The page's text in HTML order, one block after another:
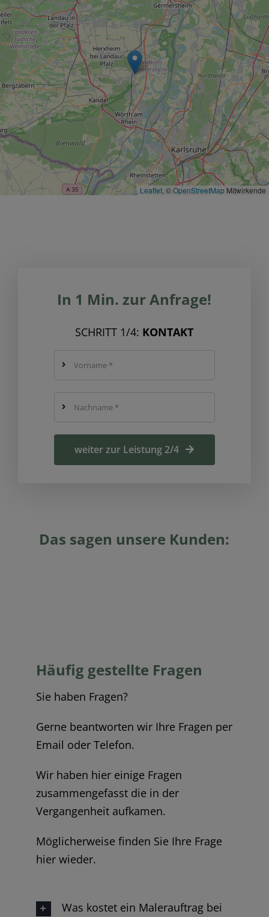
Leaflet, ©OpenStreetMap Mitwirkende
Das sagen unsere Kunden:
In 1 Min. zur Anfrage!
SCHRITT 1/4: KONTAKT
weiter zur Leistung 2/4
Häufig gestellte Fragen
Sie haben Fragen?
Gerne beantworten wir Ihre Fragen per
Email oder Telefon.
Wir haben hier einige Fragen
zusammengefasst die in der
Vergangenheit aufkamen.
Möglicherweise finden Sie Ihre Frage
hier wieder.
Was kostet ein Malerauftrag bei